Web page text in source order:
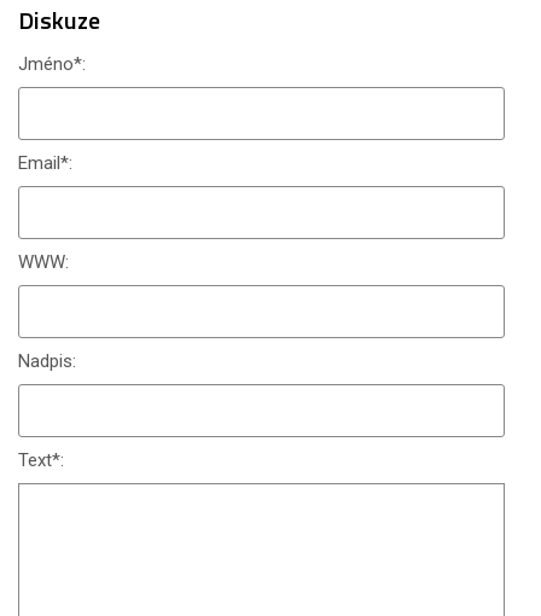
Diskuze
Jméno*:
Email*:
WWW:
Nadpis:
Text*: